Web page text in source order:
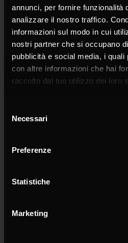
annunci, per fornire funzionalità
analizzare il nostro traffico.
informazioni sul modo in cui
nostri partner che si occupano
pubblicità e social media, i quali
con altre informazioni che hai
raccolto dal tuo utilizzo dei loro
delNecessari
Preferenze
Statistiche
Marketing
Surname *